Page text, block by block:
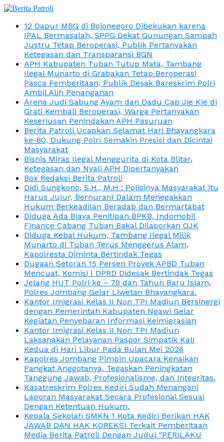
12 Dapur MBG di Bojonegoro Dibekukan karena
IPAL Bermasalah, SPPG Dekat Gunungan Sampah
Justru Tetap Beroperasi, Publik Pertanyakan
Ketegasan dan Transparansi BGN
APH Kabupaten Tuban Tutup Mata, Tambang
Ilegal Munarto di Grabakan Tetap Beroperasi
Pasca Pemberitaan, Publik Desak Bareskrim Polri
Ambil Alih Penanganan
Arena Judi Sabung Ayam dan Dadu Cap Jie Kie di
Grati Kembali Beroperasi, Warga Pertanyakan
Keseriusan Penindakan APH Pasuruan
Berita Patroli Ucapkan Selamat Hari Bhayangkara
ke-80, Dukung Polri Semakin Presisi dan Dicintai
Masyarakat
Bisnis Miras Ilegal Menggurita di Kota Blitar,
Ketegasan dan Nyali APH Dipertanyakan
Box Redaksi Berita Patroli
Didi Sungkono, S.H., M.H : Polisinya Masyarakat itu
Harus Jujur, Bernurani Dalam Menegakkan
Hukum Berkeadilan Beradab dan Bermartabat
Diduga Ada Biaya Penitipan BPKB, Indomobil
Finance Cabang Tuban Bakal Dilaporkan OJK
Diduga Kebal Hukum, Tambang Ilegal Milik
Munarto di Tuban Terus Menggerus Alam,
Kapolresta Diminta Bertindak Tegas
Dugaan Setoran 15 Persen Proyek APBD Tuban
Mencuat, Komisi I DPRD Didesak Bertindak Tegas
Jelang HUT Polri ke – 79 dan Tahun Baru Islam,
Polres Jombang Gelar Liwetan Bhayangkara.
Kantor Imigrasi Kelas II Non TPI Madiun Bersinergi
dengan Pemerintah Kabupaten Ngawi Gelar
Kegiatan Penyebaran Informasi Keimigrasian
Kantor Imigrasi Kelas II Non TPI Madiun
Laksanakan Pelayanan Paspor Simpatik Kali
Kedua di Hari Libur Pada Bulan Mei 2026
Kapolres Jombang Pimpin Upacara Kenaikan
Pangkat Anggotanya, Tegaskan Peningkatan
Tanggung Jawab, Profesionalisme, dan Integritas.
Kasatreskrim Polres Kediri Sudah Menangani
Laporan Masyarakat Secara Profesional Sesuai
Dengan Ketentuan Hukum.
Kepala Sekolah SMKN 1 Kota Kediri Berikan HAK
JAWAB DAN HAK KOREKSI Terkait Pemberitaan
Media Berita Patroli Dengan Judul “PERILAKU